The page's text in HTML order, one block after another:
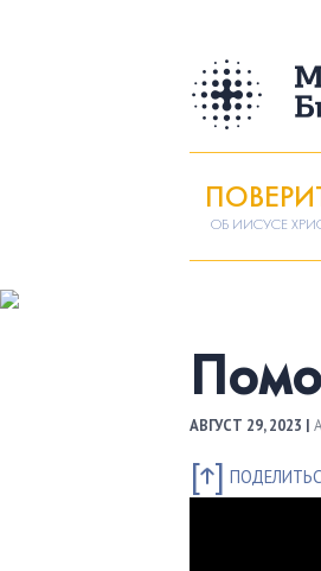
ОБ ИИСУСЕ
АВГУСТ 29, 2023 |